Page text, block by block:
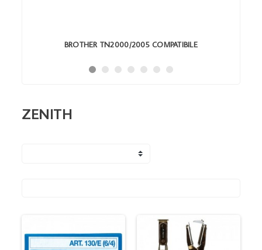
BROTHER TN2000/2005 COMPATIBILE
ZENITH